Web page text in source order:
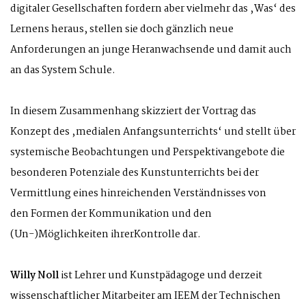
digitaler Gesellschaften fordern aber vielmehr das ‚Was‘ des
Lernens heraus, stellen sie doch gänzlich neue
Anforderungen an junge Heranwachsende und damit auch
an das System Schule.
In diesem Zusammenhang skizziert der Vortrag das
Konzept des ‚medialen Anfangsunterrichts‘ und stellt über
systemische Beobachtungen und Perspektivangebote die
besonderen Potenziale des Kunstunterrichts bei der
Vermittlung eines hinreichenden Verständnisses von
den Formen der Kommunikation und den
(Un-)Möglichkeiten ihrerKontrolle dar.
Willy Nollist Lehrer und Kunstpädagoge und derzeit
wissenschaftlicher Mitarbeiter am IEEM der Technischen